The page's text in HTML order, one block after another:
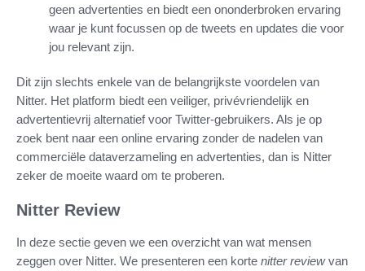
geen advertenties en biedt een ononderbroken ervaring
waar je kunt focussen op de tweets en updates die voor
jou relevant zijn.
Dit zijn slechts enkele van de belangrijkste voordelen van
Nitter. Het platform biedt een veiliger, privévriendelijk en
advertentievrij alternatief voor Twitter-gebruikers. Als je op
zoek bent naar een online ervaring zonder de nadelen van
commerciële dataverzameling en advertenties, dan is Nitter
zeker de moeite waard om te proberen.
Nitter Review
In deze sectie geven we een overzicht van wat mensen
zeggen over Nitter. We presenteren een korte nitter reviewvan